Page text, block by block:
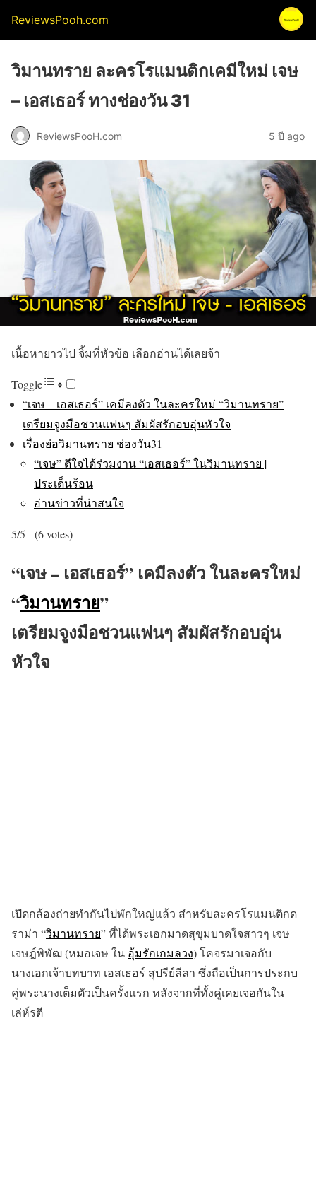
ReviewsPooh.com
วิมานทราย ละครโรแมนติกเคมีใหม่ เจษ
– เอสเธอร์ ทางช่องวัน 31
ReviewsPooH.com 5 ปี ago
เนื้อหายาวไป จิ้มที่หัวข้อ เลือกอ่านได้เลยจ้า
Toggle
“เจษ – เอสเธอร์” เคมีลงตัว ในละครใหม่ “วิมานทราย”
เตรียมจูงมือชวนแฟนๆ สัมผัสรักอบอุ่นหัวใจ
เรื่องย่อวิมานทราย ช่องวัน31
“เจษ” ดีใจได้ร่วมงาน “เอสเธอร์” ในวิมานทราย |
ประเด็นร้อน
อ่านข่าวที่น่าสนใจ
5/5 - (6 votes)
“เจษ – เอสเธอร์” เคมีลงตัว ในละครใหม่
“วิมานทราย”
เตรียมจูงมือชวนแฟนๆ สัมผัสรักอบอุ่น
หัวใจ
เปิดกล้องถ่ายทำกันไปพักใหญ่แล้ว สำหรับละครโรแมนติกด
ราม่า “วิมานทราย” ที่ได้พระเอกมาดสุขุมบาดใจสาวๆ เจษ-
เจษฎ์พิพัฒ (หมอเจษ ใน อุ้มรักเกมลวง) โคจรมาเจอกับ
นางเอกเจ้าบทบาท เอสเธอร์ สุปรีย์ลีลา ซึ่งถือเป็นการประกบ
คู่พระนางเต็มตัวเป็นครั้งแรก หลังจากที่ทั้งคู่เคยเจอกันใน
เล่ห์รตี